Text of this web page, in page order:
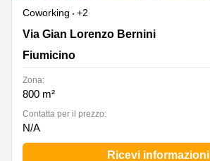
Coworking
+2
Via Gian Lorenzo Bernini 29, Fiumicino
Via Gian Lorenzo Bernini
Fiumicino
Zona:
800 m²
Сontatta per il prezzo:
N/A
Ricevi informazioni